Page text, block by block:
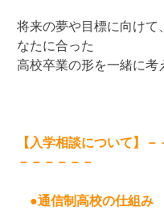
将来の夢や目標に向けて
なたに合った
高校卒業の形を一緒に考
【入学相談について】
－－－－－－
●通信制高校の仕組み